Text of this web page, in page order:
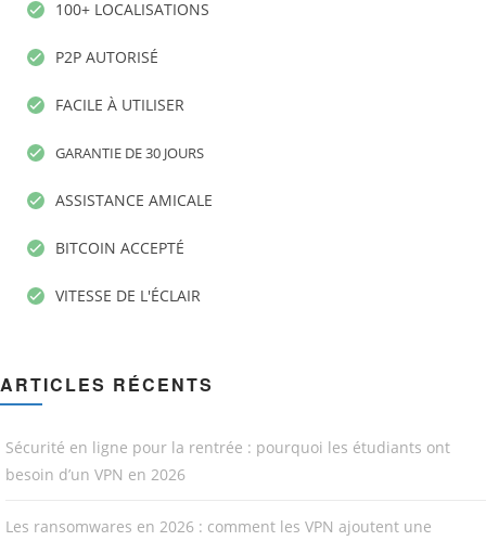
100+ LOCALISATIONS
P2P AUTORISÉ
FACILE À UTILISER
GARANTIE DE 30 JOURS
ASSISTANCE AMICALE
BITCOIN ACCEPTÉ
VITESSE DE L'ÉCLAIR
ARTICLES RÉCENTS
Sécurité en ligne pour la rentrée : pourquoi les étudiants ont
besoin d’un VPN en 2026
Les ransomwares en 2026 : comment les VPN ajoutent une